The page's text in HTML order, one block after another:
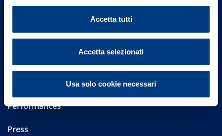
Accetta tutti
Accetta selezionati
Usa solo cookie necessari
Governance
Investor Relations
Performances
Press